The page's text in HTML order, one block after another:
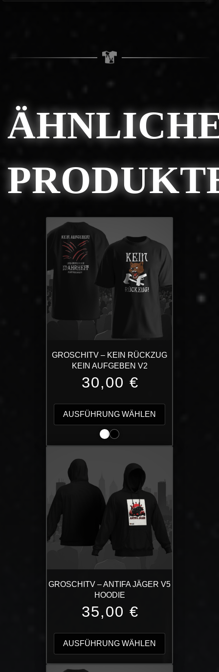
GROSCHITV – KEIN RÜCKZUG
KEIN AUFGEBEN V2
30,00 €
AUSFÜHRUNG WÄHLEN
weist
der
Produktseite
gewählt
GROSCHITV – ANTIFA JÄGER V5
HOODIE
35,00 €
AUSFÜHRUNG WÄHLEN
weist
mehrere